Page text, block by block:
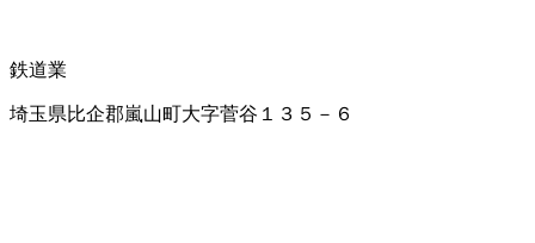
鉄道業
埼玉県比企郡嵐山町大字菅谷１３５－６